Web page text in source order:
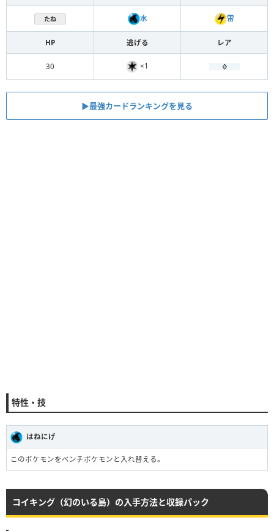
たね 水 雷
HP 逃げる レア
30 ×1
▶︎最強カードランキングを見る
特性・技
はねにげ
このポケモンをベンチポケモンと入れ替える。
コイキング（幻のいる島）の入手方法と収録パック